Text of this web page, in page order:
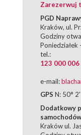
Zarezerwuj
PGD
Kraków, ul.
Godziny
Poniedziałek
tel.:
123 000 006
e-mail:
GPS N: 50°
Dodatkowy
Kraków ul.